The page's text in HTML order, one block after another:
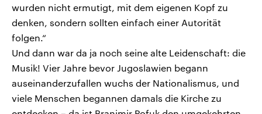
wurden nicht ermutigt, mit dem eigenen Kopf zu
denken, sondern sollten einfach einer Autorität
folgen.“
Und dann war da ja noch seine alte Leidenschaft: die
Musik! Vier Jahre bevor Jugoslawien begann
auseinanderzufallen wuchs der Nationalismus, und
viele Menschen begannen damals die Kirche zu